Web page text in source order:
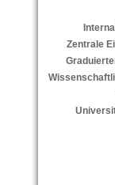
Zentrale